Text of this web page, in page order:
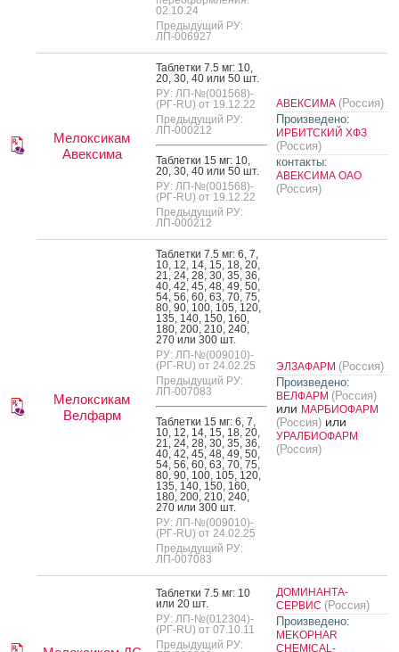
02.10.24
Предыдущий РУ:
ЛП-006927
Мелоксикам
Авексима
Таб­летки 7.5 мг: 10,
20, 30, 40 или 50 шт.
РУ: ЛП-№(001568)-
(РГ-RU) от 19.12.22
Предыдущий РУ:
ЛП-000212
Таб­летки 15 мг: 10,
20, 30, 40 или 50 шт.
РУ: ЛП-№(001568)-
(РГ-RU) от 19.12.22
Предыдущий РУ:
ЛП-000212
АВЕКСИМА (Россия)
Произведено:
ИРБИТСКИЙ ХФЗ
(Россия)
контакты:
АВЕКСИМА ОАО
(Россия)
Мелоксикам
Велфарм
Таб­летки 7.5 мг: 6, 7,
10, 12, 14, 15, 18, 20,
21, 24, 28, 30, 35, 36,
40, 42, 45, 48, 49, 50,
54, 56, 60, 63, 70, 75,
80, 90, 100, 105, 120,
135, 140, 150, 160,
180, 200, 210, 240,
270 или 300 шт.
РУ: ЛП-№(009010)-
(РГ-RU) от 24.02.25
Предыдущий РУ:
ЛП-007083
Таб­летки 15 мг: 6, 7,
10, 12, 14, 15, 18, 20,
21, 24, 28, 30, 35, 36,
40, 42, 45, 48, 49, 50,
54, 56, 60, 63, 70, 75,
80, 90, 100, 105, 120,
135, 140, 150, 160,
180, 200, 210, 240,
270 или 300 шт.
РУ: ЛП-№(009010)-
(РГ-RU) от 24.02.25
Предыдущий РУ:
ЛП-007083
ЭЛЗАФАРМ (Россия)
Произведено:
ВЕЛФАРМ (Россия)
или МАРБИОФАРМ
(Россия) или
УРАЛБИОФАРМ
(Россия)
Таб­летки 7.5 мг: 10
или 20 шт.
РУ: ЛП-№(012304)-
(РГ-RU) от 07.10.11
Предыдущий РУ:
ДОМИНАНТА-
СЕРВИС (Россия)
Произведено:
MEKOPHAR
CHEMICAL-